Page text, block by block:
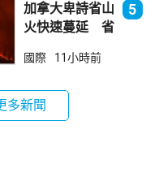
加拿大卑詩省山
火快速蔓延 省
狀態
5
國際 11小時前
多新聞